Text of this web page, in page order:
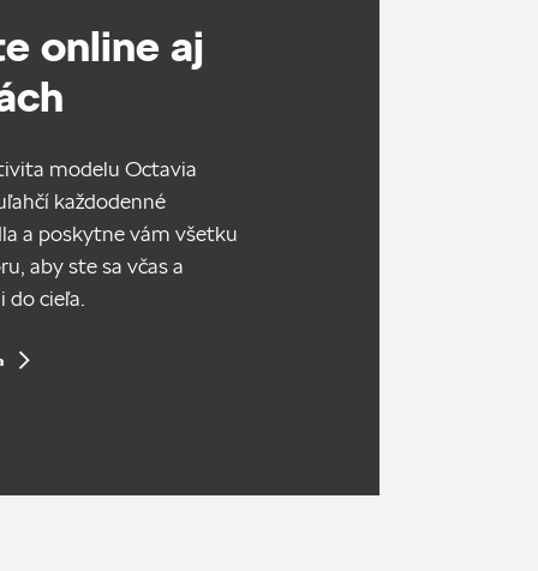
online aj
modelu Octavia
každodenné
a poskytne vám všetku
aby ste sa včas a
do cieľa.